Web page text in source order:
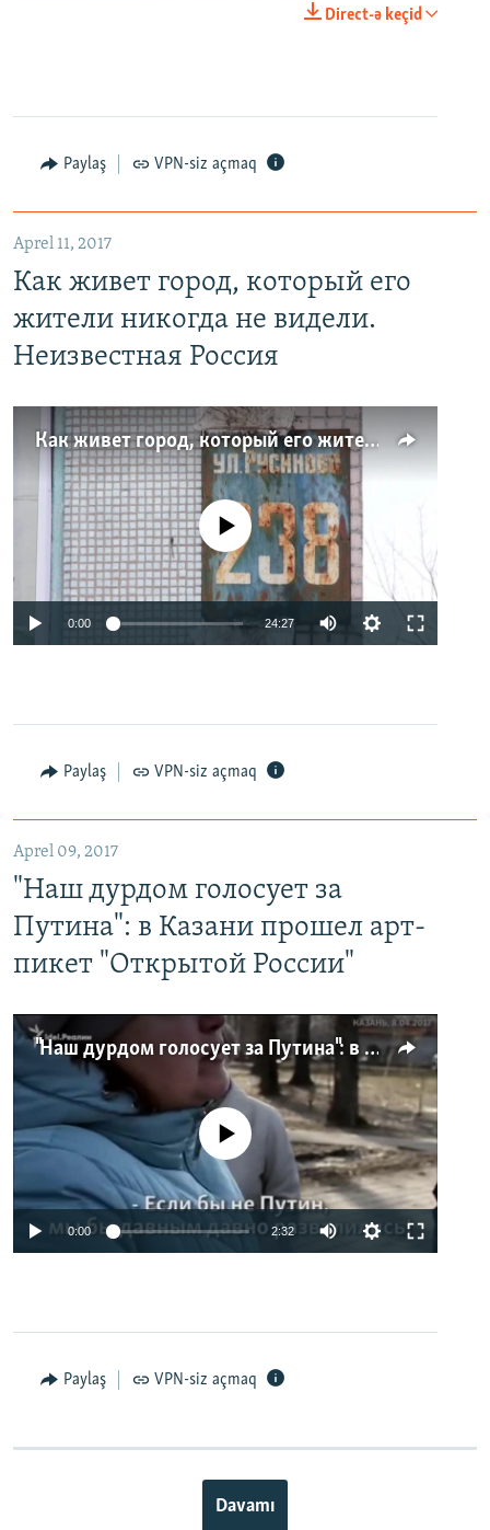
Direct-ə keçid
Paylaş VPN-siz açmaq
Aprel 11, 2017
Как живет город, который его
жители никогда не видели.
Неизвестная Россия
Как живет город, который его жители никогда не видели. Неизвестная Россия
No media source currently available
0:00 24:27
Paylaş VPN-siz açmaq
Aprel 09, 2017
"Наш дурдом голосует за
Путина": в Казани прошел арт-
пикет "Открытой России"
"Наш дурдом голосует за Путина": в Казани прошел арт-пикет "Открытой России"
No media source currently available
0:00 2:32
Paylaş VPN-siz açmaq
Davamı